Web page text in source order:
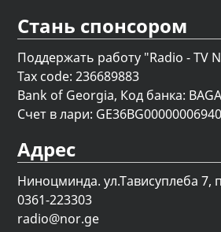
Стань спонсором
Поддержать работу "Radio - TV
Tax code: 236689883
Bank of Georgia, Код банка:
Счет в лари:
Адрес
Ниноцминда. ул.Тависуплеба 7,
0361-223303
radio@nor.ge